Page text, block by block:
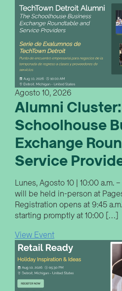
Agosto 10, 2026
Alumni
Schoolhouse
Exchange
Service
Lunes, Agosto 10 | 10:00 a.m.
will be held in-person at
Registration opens at 9:45
starting promptly at 10:00 […]
View Event